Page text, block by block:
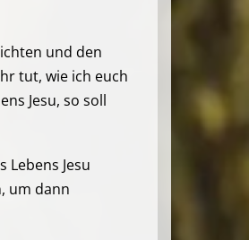
und den
tut, wie ich euch
Jesu, so soll
Jesu
um dann